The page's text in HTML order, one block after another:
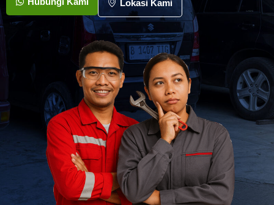
Lokasi Kami